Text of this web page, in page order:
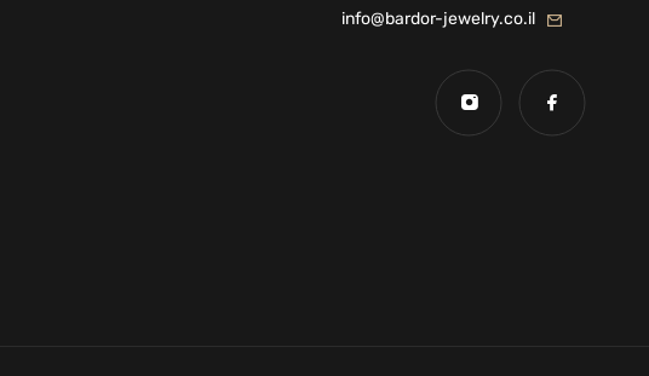
info@bardor-jewelry.co.il